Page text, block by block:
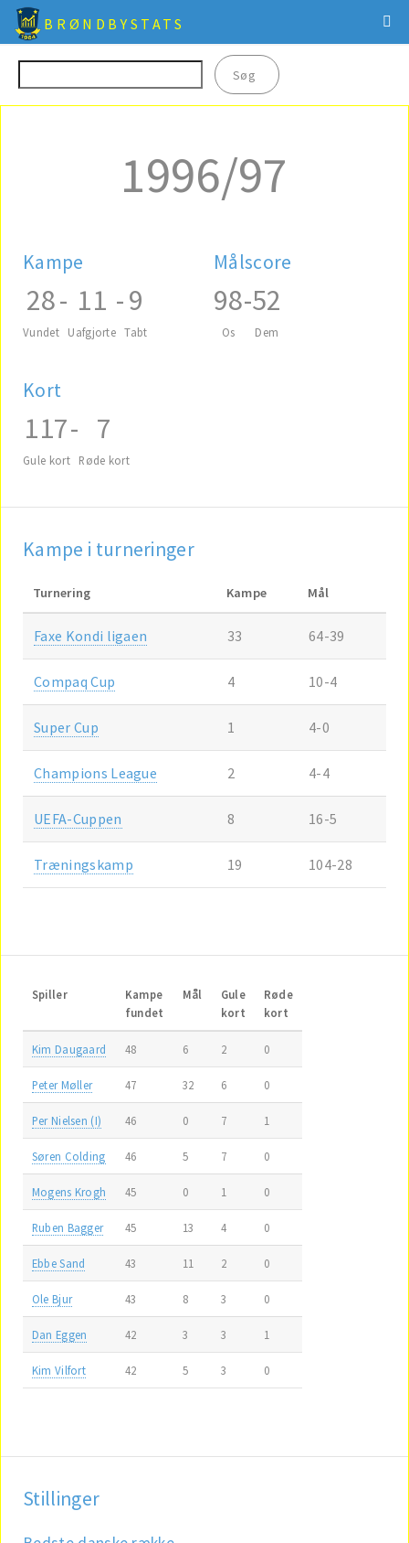
BRØNDBYSTATS
1996/97
Kampe
28
Vundet
- 11
Uafgjorte
-9
Tabt
Målscore
98
Os
-52
Dem
Kort
117
Gule kort
- 7
Røde kort
Kampe i turneringer
Turnering Kampe Mål
Faxe Kondi ligaen 33 64-39
Compaq Cup 4 10-4
Super Cup 1 4-0
Champions League 2 4-4
UEFA-Cuppen 8 16-5
Træningskamp 19 104-28
Spiller
Kampe
fundet
Mål
Gule
kort
Røde
kort
Kim Daugaard 48 6 2 0
Peter Møller 47 32 6 0
Per Nielsen (I) 46 0 7 1
Søren Colding 46 5 7 0
Mogens Krogh 45 0 1 0
Ruben Bagger 45 13 4 0
Ebbe Sand 43 11 2 0
Ole Bjur 43 8 3 0
Dan Eggen 42 3 3 1
Kim Vilfort 42 5 3 0
Stillinger